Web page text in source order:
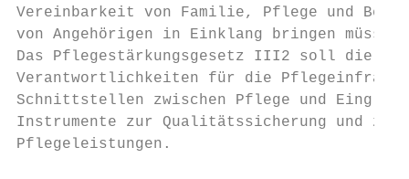
Vereinbarkeit von Familie, Pflege und
von Angehörigen in Einklang bringen
Das Pflegestärkungsgesetz III2 soll die
Verantwortlichkeiten für die
Schnittstellen zwischen Pflege und
Instrumente zur Qualitätssicherung und
Pflegeleistungen.